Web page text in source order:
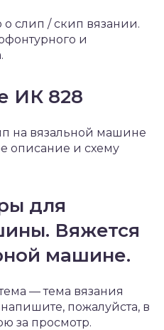
слип / скип вязании.
и
ИК 828
на вязальной машине
описание и схему
для
Вяжется
машине.
— тема вязания
пожалуйста, в
за просмотр.